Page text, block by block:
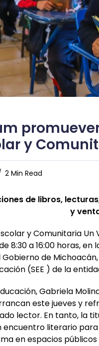
y
2 Min Read
de libros,
y
y Comunitaria
8:30 a 16:00 horas,
de
(SEE ) de la
Gabriela
este jueves y
lector. En tanto, la
encuentro literario
en espacios públicos